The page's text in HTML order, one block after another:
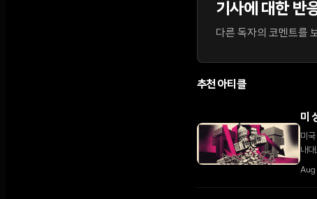
기사에 대한 반
다른 독자의 코멘트를
추천 아티클
미
미
내
다.
Aug